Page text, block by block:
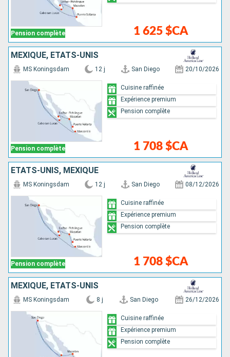
Pension complète 1 625 $CA
MEXIQUE, ÉTATS-UNIS
Pension complète
MS Koningsdam 12 j San Diego 20/10/2026
1 708 $CA
Cuisine raffinée
Expérience premium
Pension complète
ÉTATS-UNIS, MEXIQUE
Pension complète
MS Koningsdam 12 j San Diego 08/12/2026
1 708 $CA
Cuisine raffinée
Expérience premium
Pension complète
MEXIQUE, ÉTATS-UNIS
MS Koningsdam 8 j San Diego 26/12/2026
Cuisine raffinée
Expérience premium
Pension complète